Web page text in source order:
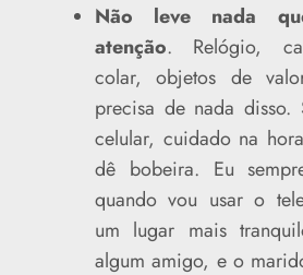
Não leve nada
atenção. Relógio,
colar, objetos de
precisa de nada
celular, cuidado na
dê bobeira. Eu
quando vou usar o
um lugar mais
algum amigo, e o